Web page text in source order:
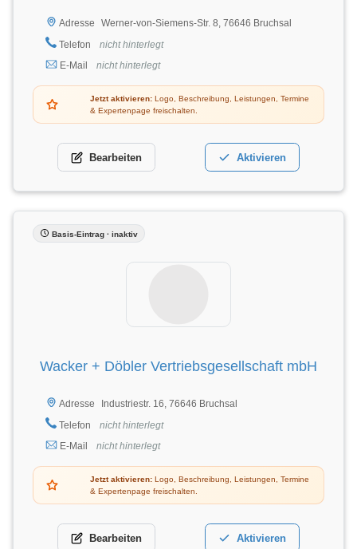
Adresse
Werner-von-Siemens-Str. 8, 76646 Bruchsal
Telefon
nicht hinterlegt
E-Mail
nicht hinterlegt
Jetzt aktivieren: Logo, Beschreibung, Leistungen, Termine
& Expertenpage freischalten.
Bearbeiten Aktivieren
Basis-Eintrag · inaktiv
Wacker + Döbler Vertriebsgesellschaft mbH
Adresse
Industriestr. 16, 76646 Bruchsal
Telefon
nicht hinterlegt
E-Mail
nicht hinterlegt
Jetzt aktivieren: Logo, Beschreibung, Leistungen, Termine
& Expertenpage freischalten.
Bearbeiten Aktivieren